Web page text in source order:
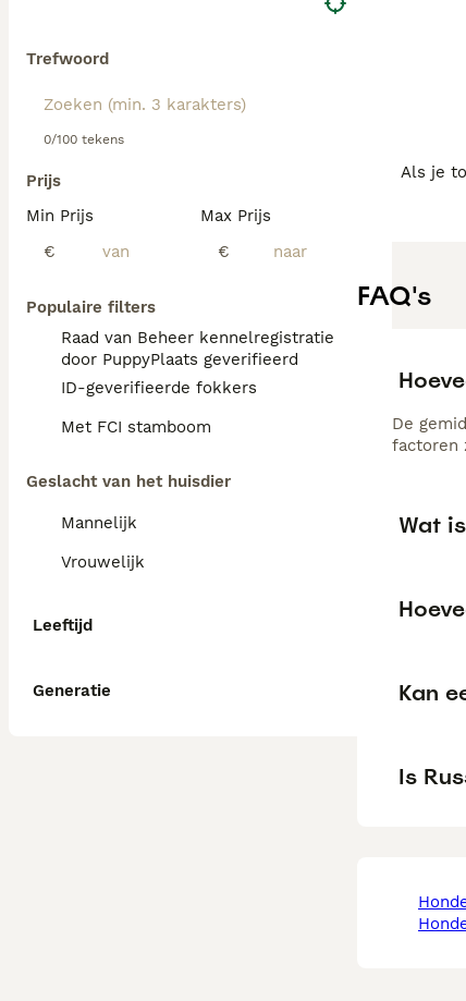
Trefwoord
0/100 tekens
Prijs
Min Prijs
€
Max Prijs
€
Populaire filters
Raad van Beheer kennelregistratie
door PuppyPlaats geverifieerd
ID-geverifieerde fokkers
Met FCI stamboom
Geslacht van het huisdier
Mannelijk
Vrouwelijk
Leeftijd
Generatie
Als je
FAQ's
De
factoren
Wat
Kan
Is